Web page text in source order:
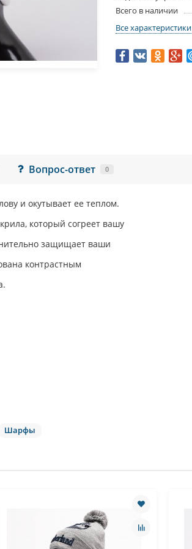
Всего в наличии
Все характеристики
Вопрос-ответ 0
и окутывает ее теплом.
который согреет вашу
защищает ваши
контрастным
Шарфы